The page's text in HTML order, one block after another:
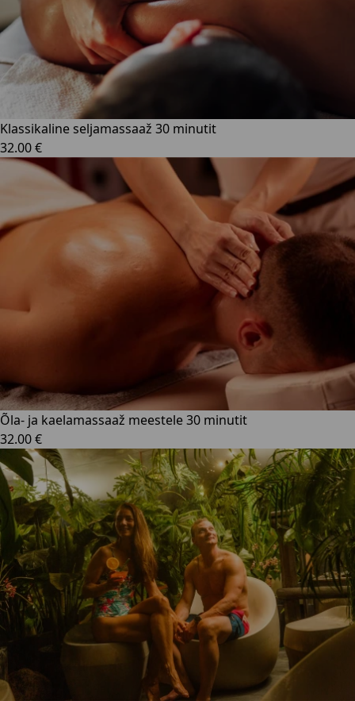
Klassikaline seljamassaaž 30 minutit
32.00 €
Õla- ja kaelamassaaž meestele 30 minutit
32.00 €